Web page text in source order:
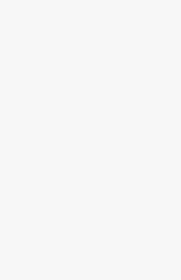
É membro
Está a
origem ao
Leciona no
Marques,